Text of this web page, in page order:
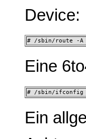
Device:
# /sbin/route -A
Eine
# /sbin/ifconfig
Ein